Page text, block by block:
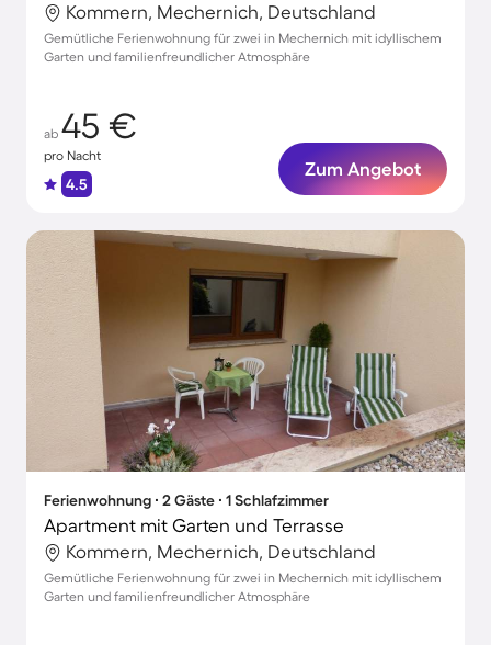
Kommern, Mechernich, Deutschland
Gemütliche Ferienwohnung für zwei in Mechernich mit idyllischem
Garten und familienfreundlicher Atmosphäre
ab 45 €
pro Nacht
4.5
Zum Angebot
Ferienwohnung ∙ 2 Gäste ∙ 1 Schlafzimmer
Apartment mit Garten und Terrasse
Kommern, Mechernich, Deutschland
Gemütliche Ferienwohnung für zwei in Mechernich mit idyllischem
Garten und familienfreundlicher Atmosphäre